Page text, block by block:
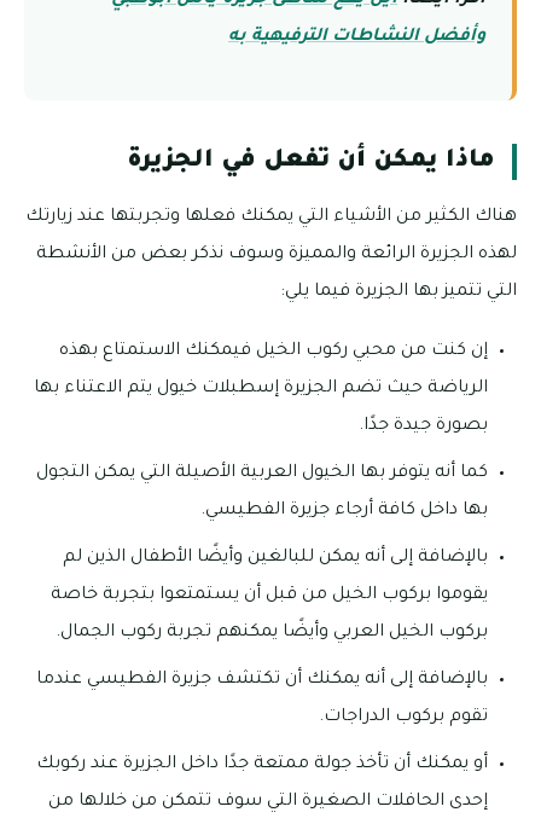
وأفضل النشاطات الترفيهية به
ماذا يمكن أن تفعل في الجزيرة
هناك الكثير من الأشياء التي يمكنك فعلها وتجربتها عند زيارتك
لهذه الجزيرة الرائعة والمميزة وسوف نذكر بعض من الأنشطة
التي تتميز بها الجزيرة فيما يلي:
إن كنت من محبي ركوب الخيل فيمكنك الاستمتاع بهذه
الرياضة حيث تضم الجزيرة إسطبلات خيول يتم الاعتناء بها
بصورة جيدة جدًا.
كما أنه يتوفر بها الخيول العربية الأصيلة التي يمكن التجول
بها داخل كافة أرجاء جزيرة الفطيسي.
بالإضافة إلى أنه يمكن للبالغين وأيضًا الأطفال الذين لم
يقوموا بركوب الخيل من قبل أن يستمتعوا بتجربة خاصة
بركوب الخيل العربي وأيضًا يمكنهم تجربة ركوب الجمال.
بالإضافة إلى أنه يمكنك أن تكتشف جزيرة الفطيسي عندما
تقوم بركوب الدراجات.
أو يمكنك أن تأخذ جولة ممتعة جدًا داخل الجزيرة عند ركوبك
إحدى الحافلات الصغيرة التي سوف تتمكن من خلالها من